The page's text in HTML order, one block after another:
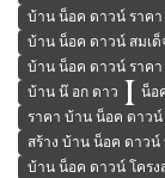
บ้าน น็อค ดาวน์ ราคา
บ้าน น็อค ดาวน์ สมเด็
บ้าน น็อค ดาวน์ ราคา
บ้าน น๊ อก ดาว
น็อ
ราคา บ้าน น็อค ดาวน์
สร้าง บ้าน น็อค ดาว
บ้าน น็อค ดาวน์ โครง